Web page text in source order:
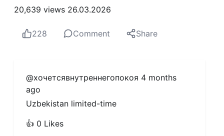
20,639 views 26.03.2026
228 Comment Share
@хочетсявнутреннегопокоя 4 months
ago
Uzbekistan limited-time
👍 0 Likes